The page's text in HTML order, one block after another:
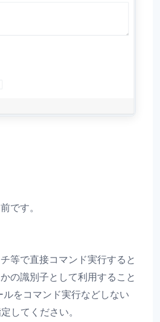
です。
等で直接コマンド実行すると
の識別子として利用すること
をコマンド実行などしない
してください。